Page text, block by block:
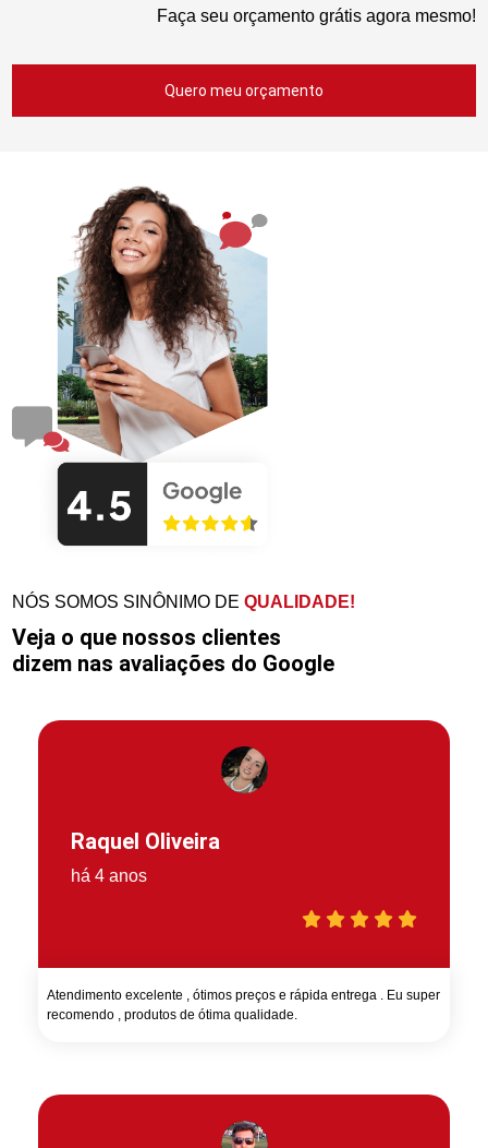
Faça seu orçamento grátis agora mesmo!
Quero meu orçamento
NÓS SOMOS SINÔNIMO DEQUALIDADE!
Veja o que nossos clientes
dizem nas avaliações do Google
Raquel Oliveira
há 4 anos
Atendimento excelente , ótimos preços e rápida entrega . Eu super
recomendo , produtos de ótima qualidade.